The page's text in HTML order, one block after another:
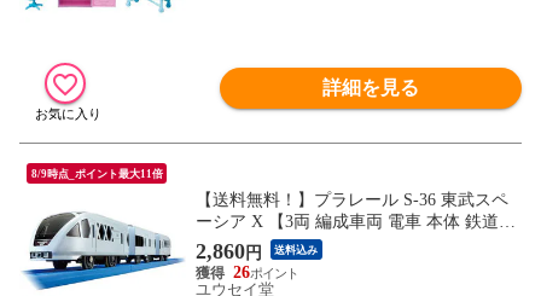
詳細を見る
8/9時点_ポイント最大11倍
【送料無料！】プラレール S-36 東武スペ
ーシア X 【3両 編成車両 電車 本体 鉄道玩
具 誕生日 東武鉄道 プレゼント 3歳 玩具 お
もちゃ タカラトミー】
2,860円 送料込み
26
ユウセイ堂